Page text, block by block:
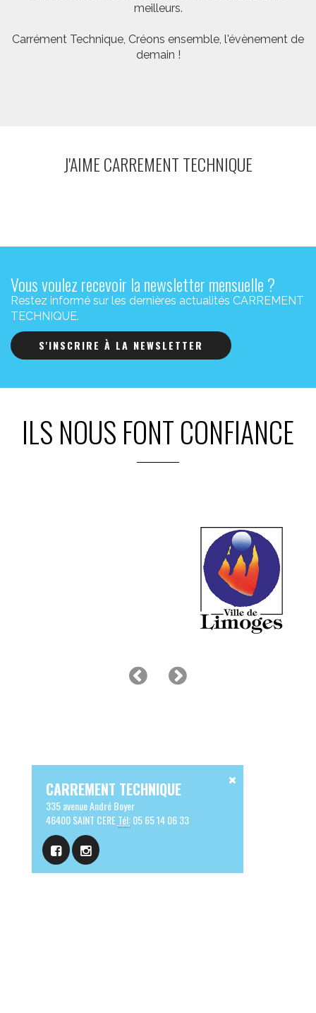
meilleurs.
Carrément Technique, Créons ensemble, l'évènement de
demain !
J'AIME CARREMENT TECHNIQUE
Vous voulez recevoir la newsletter mensuelle ?
Restez informé sur les dernières actualités CARREMENT
TECHNIQUE.
S'INSCRIRE À LA NEWSLETTER
ILS NOUS FONT CONFIANCE
CARREMENT TECHNIQUE
335 avenue André Boyer
46400 SAINT CERETél:05 65 14 06 33